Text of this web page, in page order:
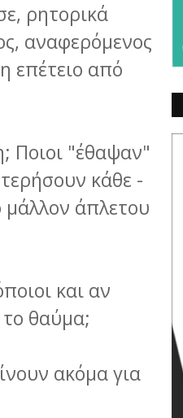
ρητορικά
αναφερόμενος
επέτειο από
Ποιοι "έθαψαν"
κάθε -
μάλλον άπλετου
και αν
θαύμα;
ακόμα για